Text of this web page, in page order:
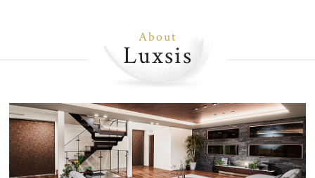
About
Luxsis